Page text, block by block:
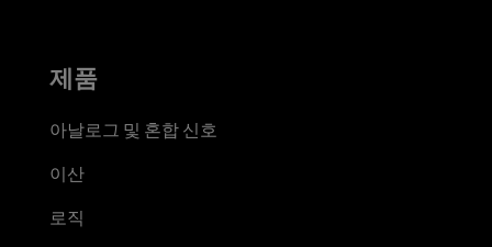
제품
아날로그 및 혼합 신호
이산
로직